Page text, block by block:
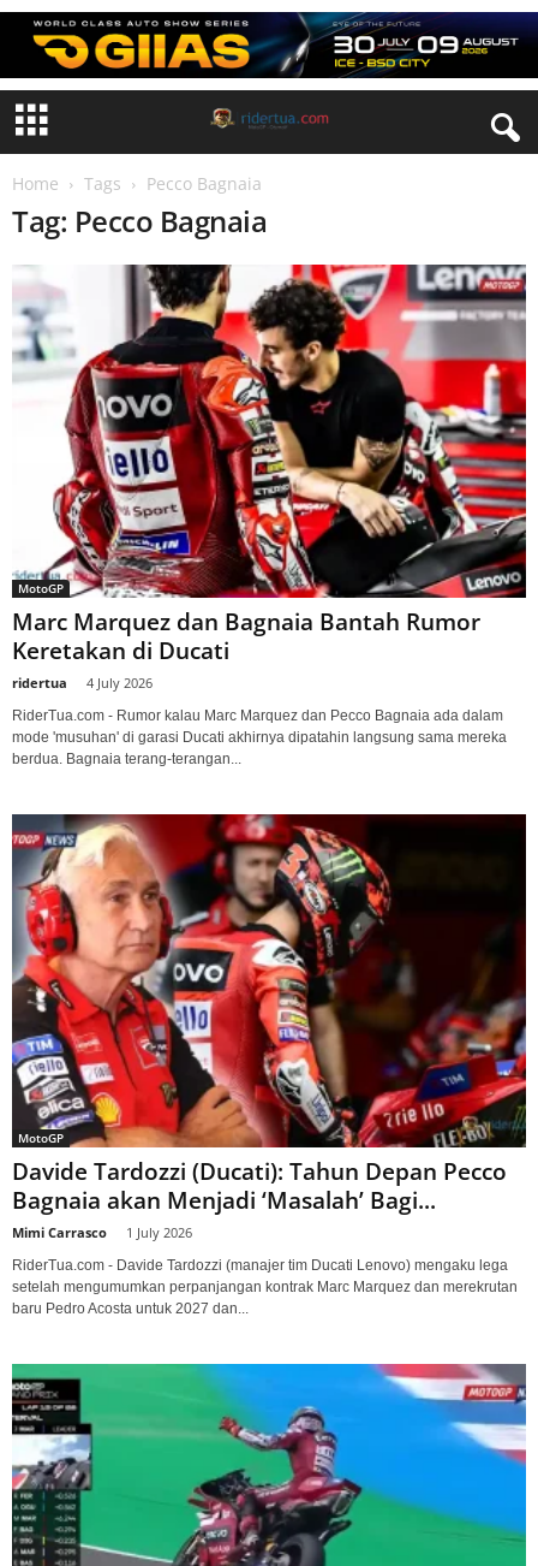
Home Tags Pecco Bagnaia
Tag: Pecco Bagnaia
MotoGP
Marc Marquez dan Bagnaia Bantah Rumor
Keretakan di Ducati
ridertua 4 July 2026
RiderTua.com - Rumor kalau Marc Marquez dan Pecco Bagnaia ada dalam
mode 'musuhan' di garasi Ducati akhirnya dipatahin langsung sama mereka
berdua. Bagnaia terang-terangan...
MotoGP
Davide Tardozzi (Ducati): Tahun Depan Pecco
Bagnaia akan Menjadi ‘Masalah’ Bagi...
Mimi Carrasco 1 July 2026
RiderTua.com - Davide Tardozzi (manajer tim Ducati Lenovo) mengaku lega
setelah mengumumkan perpanjangan kontrak Marc Marquez dan merekrutan
baru Pedro Acosta untuk 2027 dan...